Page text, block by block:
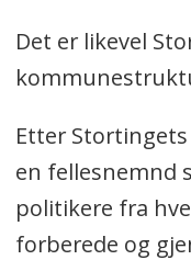
Det er likevel
Etter
en fellesnemnd
politikere fra
forberede og